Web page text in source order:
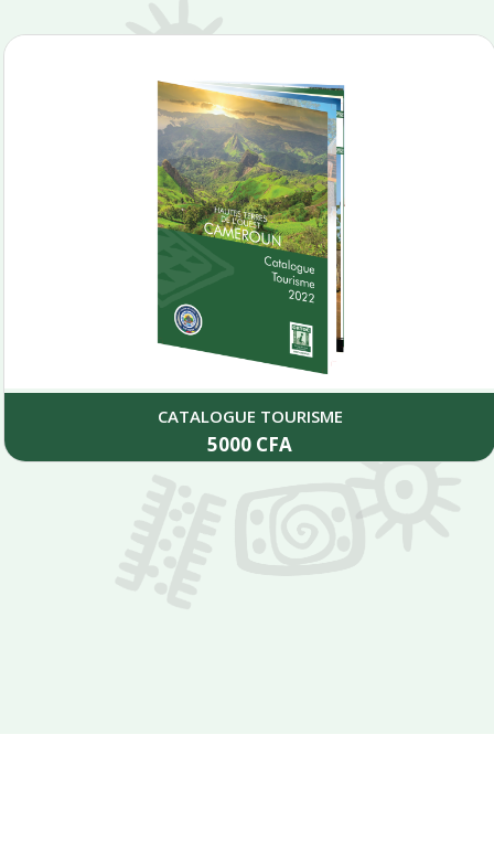
LES CIVILISATIONS DU CAMEROUN
45000